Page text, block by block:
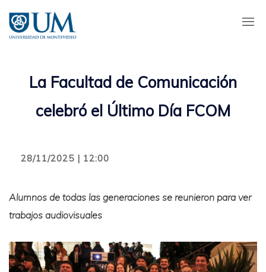
contenido
principal
La Facultad de Comunicación
celebró el Último Día FCOM
28/11/2025 | 12:00
Alumnos de todas las generaciones se reunieron para ver
trabajos audiovisuales